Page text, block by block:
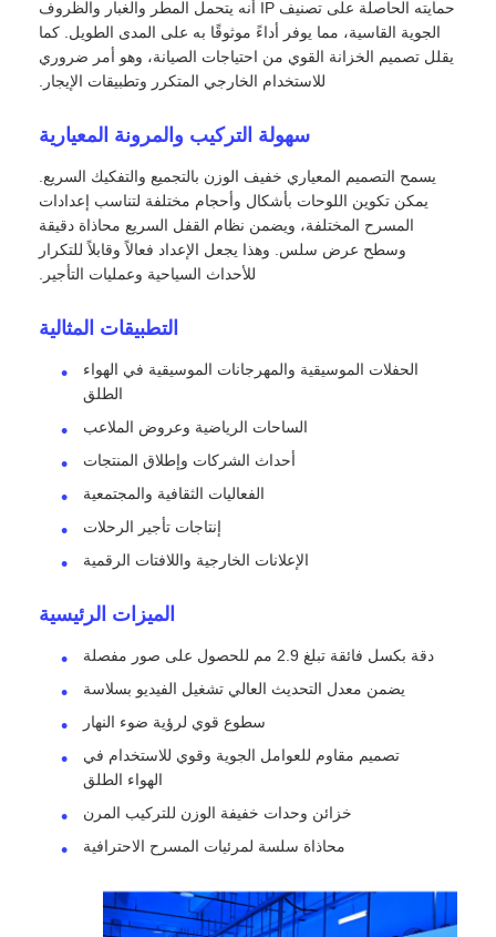
اطلب عرض أسعار
شاشة عرض فيديو LED
شاشة عرض LED
لوحة الإعلانات في الهواء الطلق
حمايته الحاصلة على تصنيف IP أنه يتحمل المطر والغبار والظروف
الجوية القاسية، مما يوفر أداءً موثوقًا به على المدى الطويل. كما
يقلل تصميم الخزانة القوي من احتياجات الصيانة، وهو أمر ضروري
للاستخدام الخارجي المتكرر وتطبيقات الإيجار.
سهولة التركيب والمرونة المعيارية
يسمح التصميم المعياري خفيف الوزن بالتجميع والتفكيك السريع.
يمكن تكوين اللوحات بأشكال وأحجام مختلفة لتناسب إعدادات
المسرح المختلفة، ويضمن نظام القفل السريع محاذاة دقيقة
وسطح عرض سلس. وهذا يجعل الإعداد فعالاً وقابلاً للتكرار
للأحداث السياحية وعمليات التأجير.
التطبيقات المثالية
الحفلات الموسيقية والمهرجانات الموسيقية في الهواء
الطلق
الساحات الرياضية وعروض الملاعب
أحداث الشركات وإطلاق المنتجات
الفعاليات الثقافية والمجتمعية
إنتاجات تأجير الرحلات
الإعلانات الخارجية واللافتات الرقمية
الميزات الرئيسية
دقة بكسل فائقة تبلغ 2.9 مم للحصول على صور مفصلة
يضمن معدل التحديث العالي تشغيل الفيديو بسلاسة
سطوع قوي لرؤية ضوء النهار
تصميم مقاوم للعوامل الجوية وقوي للاستخدام في
الهواء الطلق
خزائن وحدات خفيفة الوزن للتركيب المرن
محاذاة سلسة لمرئيات المسرح الاحترافية